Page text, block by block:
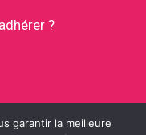
?
garantir la meilleure